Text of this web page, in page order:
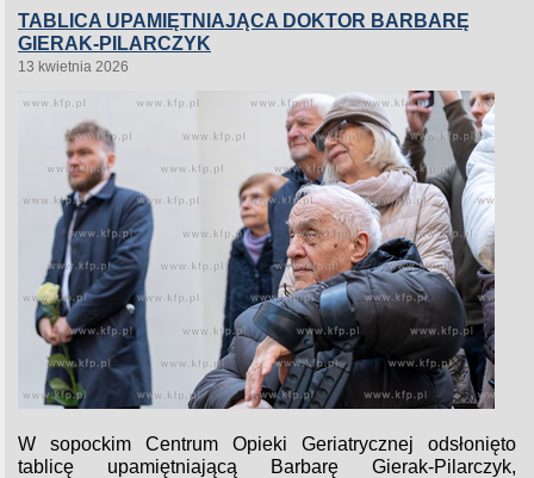
TABLICA UPAMIĘTNIAJĄCA DOKTOR BARBARĘ
GIERAK-PILARCZYK
13 kwietnia 2026
W sopockim Centrum Opieki Geriatrycznej odsłonięto
tablicę upamiętniającą Barbarę Gierak-Pilarczyk,